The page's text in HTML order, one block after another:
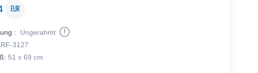
EUR
:
Ungerahmt
3127
51 x 69 cm